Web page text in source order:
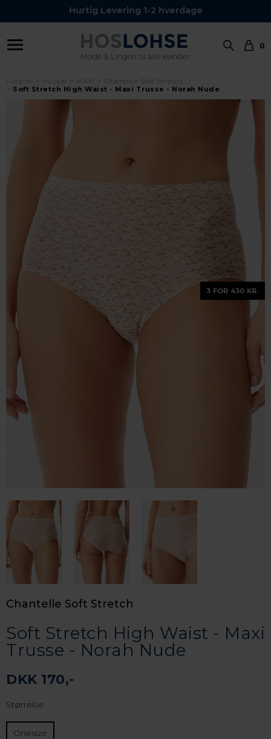
Hurtig Levering 1-2 hverdage
0
Soft Stretch High Waist - Maxi Trusse - Norah Nude
3 FOR 430 KR.
Chantelle Soft Stretch
Soft Stretch High Waist - Maxi
Trusse - Norah Nude
DKK 170,-
Størrelse
Onesize